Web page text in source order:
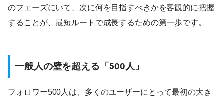
のフェーズにいて、次に何を目指すべきかを客観的に把握
することが、最短ルートで成長するための第一歩です。
一般人の壁を超える「500人」
フォロワー500人は、多くのユーザーにとって最初の大き